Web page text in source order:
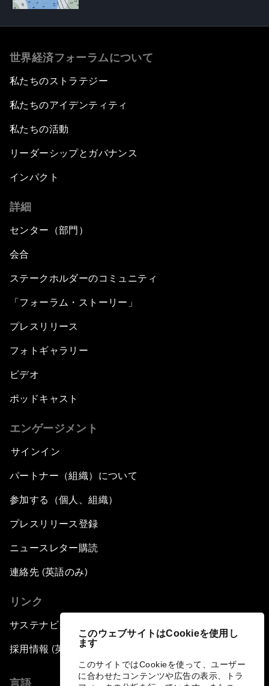
このウェブサイトはCookieを使用し
ます
このサイトではCookieを使って、ユーザー
に合わせたコンテンツや広告の表示、トラ
世界経済フォーラムについて
私たちのストラテジー
私たちのアイデンティティ
私たちの活動
リーダーシップとガバナンス
インパクト
詳細
センター（部門）
会合
ステークホルダーのコミュニティ
「フォーラム・ストーリー」
プレスリリース
フォトギャラリー
ビデオ
ポッドキャスト
エンゲージメント
サインイン
パートナー（組織）について
参加する（個人、組織）
プレスリリース登録
ニュースレター購読
連絡先 (英語のみ)
リンク
サステナビリティへの取り組み
採用情報 (英語のみ)